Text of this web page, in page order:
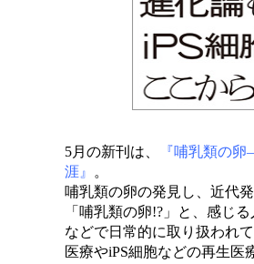
5月の新刊は、
『哺乳類の
涯』 。
哺乳類の卵の発見し、近代
「哺乳類の卵!?」と、感じ
などで日常的に取り扱われ
医療やiPS細胞などの再生